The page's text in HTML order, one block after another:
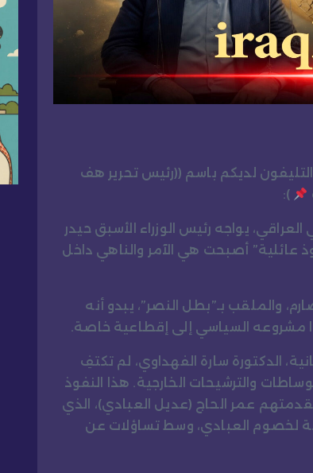
لديكم باسم ((رئيس تحرير هف
):
يواجه رئيس الوزراء الأسبق حيدر
عائلية” أصبحت هي الآمر والناهي داخل
والملقب بـ”بطل النصر”، يبدو أنه
مشروعه السياسي إلى إقطاعية خاصة.
الدكتورة سارة الفهداوي، لم تكتفِ
والترشيحات الخارجية. هذا النفوذ
عمر الحاج (عديل العبادي)، الذي
لخصوم العبادي، وسط تساؤلات عن